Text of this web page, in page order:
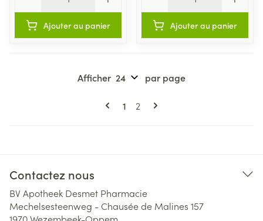
Ajouter au panier Ajouter au panier
Pages
Vous lisez actuellement la page
1 Page
2
Afficher par page
Contactez nous
BV Apotheek Desmet Pharmacie
Mechelsesteenweg - Chausée de Malines 157